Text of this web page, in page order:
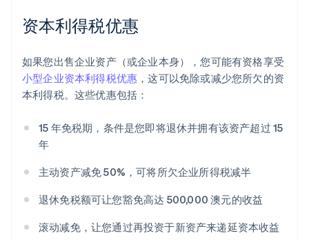
资本利得税优惠
如果您出售企业资产（或企业本身），您可能有资格享受
小型企业资本利得税优惠 ，这可以免除或减少您所欠的资
本利得税。这些优惠包括：
15 年免税期，条件是您即将退休并拥有该资产超过 15
年
主动资产减免 50%，可将所欠企业所得税减半
退休免税额可让您豁免高达 500,000 澳元的收益
滚动减免，让您通过再投资于新资产来递延资本收益